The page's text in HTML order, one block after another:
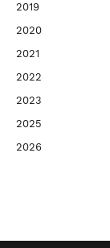
2019
2020
2021
2022
2023
2025
2026